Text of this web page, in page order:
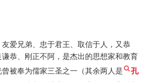
爱兄弟、忠于君王、取信于人，又恭
恭、刚正不阿，是杰出的思想家和教育
被奉为儒家三圣之一（其余两人是
孔